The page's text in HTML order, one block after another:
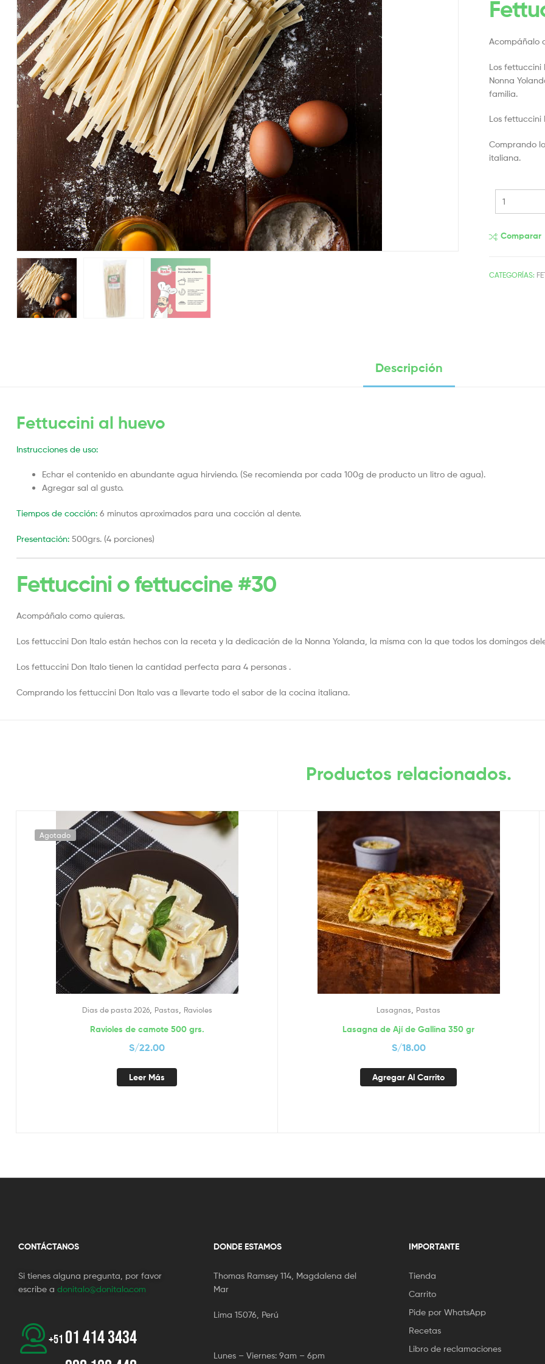
Acompáñalo
Los fettuccini
Nonna
familia.
Los
Comprando
italiana.
Comparar
CATEGORÍAS:
Descripción
Fettuccini al huevo
Instrucciones de uso:
Echar el contenido en abundante agua hirviendo. (Se recomienda por cada 100g de producto un litro de agua).
Agregar sal al gusto.
Tiempos de cocción: 6 minutos aproximados para una cocción al dente.
Presentación: 500grs. (4 porciones)
Fettuccini o fettuccine #30
Acompáñalo como quieras.
Los fettuccini Don Italo están hechos con la receta y la dedicación de la Nonna Yolanda, la misma con la que todos los domingos
Los fettuccini Don Italo tienen la cantidad perfecta para 4 personas .
Comprando los fettuccini Don Italo vas a llevarte todo el sabor de la cocina italiana.
Productos relacionados.
Agotado
Dias de pasta 2026, Pastas Ravioles
Ravioles de camote 500 grs.
S/22.00
Leer Más
Lasagnas Pastas
Lasagna de Ají de Gallina 350 gr
S/18.00
Agregar Al Carrito
CONTÁCTANOS
Si tienes alguna pregunta, por favor
escribe a donitalo@donitalo.com
+51 01 414 3434
DONDE ESTAMOS
Thomas Ramsey 114, Magdalena del
Mar
Lima 15076, Perú
Lunes – Viernes: 9am – 6pm
IMPORTANTE
Tienda
Carrito
Pide por WhatsApp
Recetas
Libro de reclamaciones